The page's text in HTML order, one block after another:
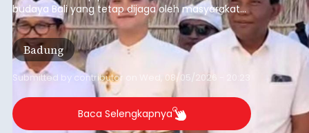
budaya Bali yang tetap dijaga oleh masyarakat
desa adat.
Badung
Submitted by contributor Wed, 08/05/2026 - 20:23
Baca Selengkapnya